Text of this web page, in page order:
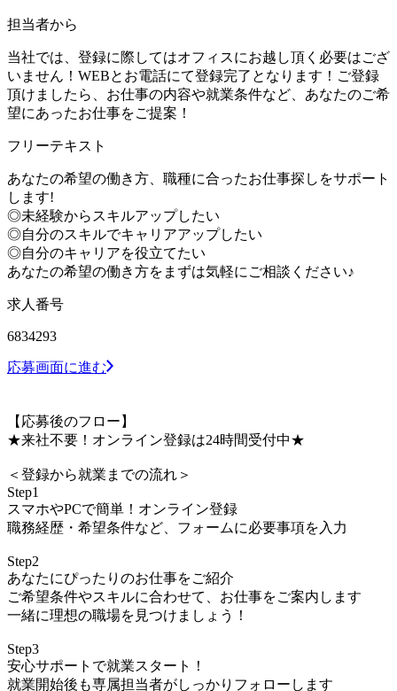
担当者から
当社では、登録に際してはオフィスにお越し頂く必要はござ
いません！WEBとお電話にて登録完了となります！ご登録
頂けましたら、お仕事の内容や就業条件など、あなたのご希
望にあったお仕事をご提案！
フリーテキスト
あなたの希望の働き方、職種に合ったお仕事探しをサポート
します!
◎未経験からスキルアップしたい
◎自分のスキルでキャリアアップしたい
◎自分のキャリアを役立てたい
あなたの希望の働き方をまずは気軽にご相談ください♪
求人番号
6834293
応募画面に進む
【応募後のフロー】
★来社不要！オンライン登録は24時間受付中★
＜登録から就業までの流れ＞
Step1
スマホやPCで簡単！オンライン登録
職務経歴・希望条件など、フォームに必要事項を入力
Step2
あなたにぴったりのお仕事をご紹介
ご希望条件やスキルに合わせて、お仕事をご案内します
一緒に理想の職場を見つけましょう！
Step3
安心サポートで就業スタート！
就業開始後も専属担当者がしっかりフォローします